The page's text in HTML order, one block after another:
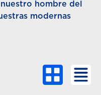
hombre del
modernas